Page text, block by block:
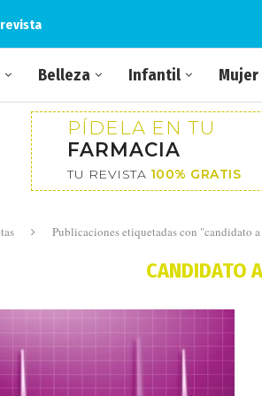
Belleza Infantil Mujer
PÍDELA EN TU
FARMACIA
TU REVISTA 100% GRATIS
Publicaciones etiquetadas con "candidato
CANDIDATO